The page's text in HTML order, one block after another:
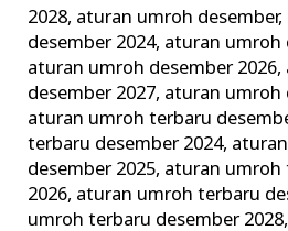
2028, aturan umroh desember,
desember 2024, aturan umroh
aturan umroh desember 2026,
desember 2027, aturan umroh
aturan umroh terbaru
terbaru desember 2024,
desember 2025, aturan umroh
2026, aturan umroh terbaru
umroh terbaru desember 2028,
Terpercaya